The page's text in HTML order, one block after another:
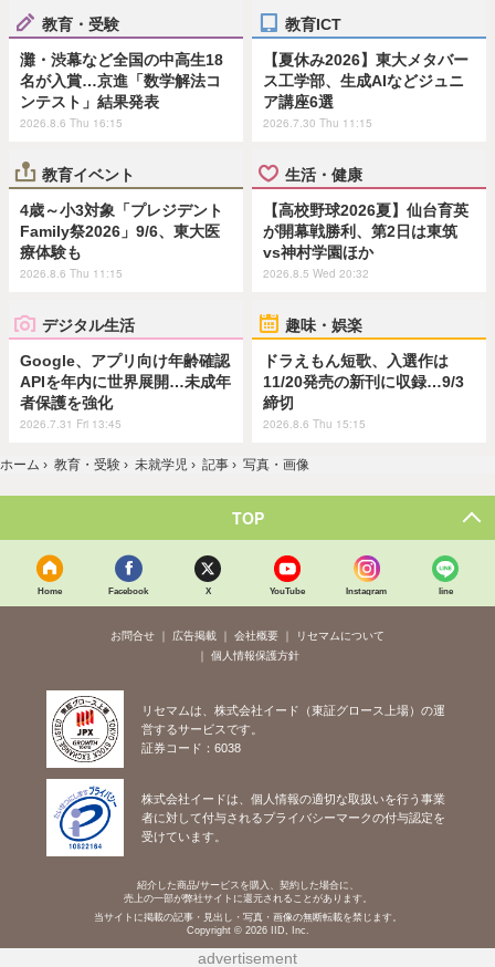
教育・受験
灘・渋幕など全国の中高生18
名が入賞…京進「数学解法コ
ンテスト」結果発表
2026.8.6 Thu 16:15
教育ICT
【夏休み2026】東大メタバー
ス工学部、生成AIなどジュニ
ア講座6選
2026.7.30 Thu 11:15
教育イベント
4歳～小3対象「プレジデント
Family祭2026」9/6、東大医
療体験も
2026.8.6 Thu 11:15
生活・健康
【高校野球2026夏】仙台育英
が開幕戦勝利、第2日は東筑
vs神村学園ほか
2026.8.5 Wed 20:32
デジタル生活
Google、アプリ向け年齢確認
APIを年内に世界展開…未成年
者保護を強化
2026.7.31 Fri 13:45
趣味・娯楽
ドラえもん短歌、入選作は
11/20発売の新刊に収録…9/3
締切
2026.8.6 Thu 15:15
ホーム › 教育・受験 › 未就学児 › 記事 › 写真・画像
TOP
Home Facebook X YouTube Instagram line
お問合せ 広告掲載 会社概要
リセマムについて
個人情報保護方針
リセマムは、株式会社イード（東証グロース上場）の運
営するサービスです。
証券コード：6038
株式会社イードは、個人情報の適切な取扱いを行う事業
者に対して付与されるプライバシーマークの付与認定を
受けています。
紹介した商品/サービスを購入、契約した場合に、
売上の一部が弊社サイトに還元されることがあります。
当サイトに掲載の記事・見出し・写真・画像の無断転載を禁じます。
Copyright © 2026 IID, Inc.
advertisement